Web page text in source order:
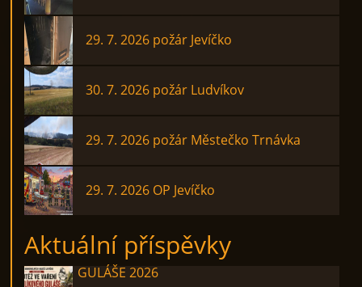
29. 7. 2026 požár Jevíčko
30. 7. 2026 požár Ludvíkov
29. 7. 2026 požár Městečko Trnávka
29. 7. 2026 OP Jevíčko
Aktuální příspěvky
GULÁŠE 2026